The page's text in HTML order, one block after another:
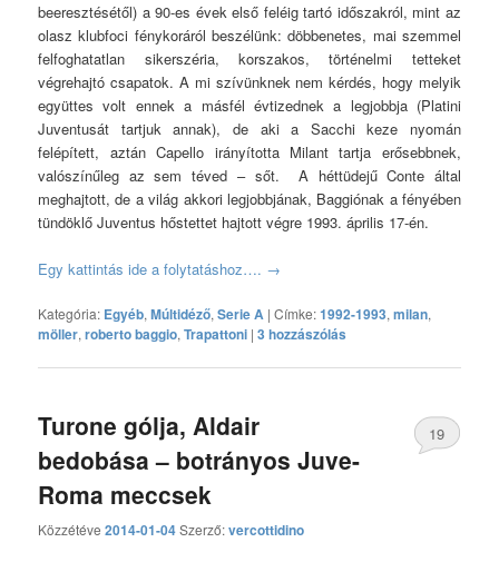
beeresztésétől) a 90-es évek első feléig tartó időszakról, mint az
olasz klubfoci fénykoráról beszélünk: döbbenetes, mai szemmel
felfoghatatlan sikerszéria, korszakos, történelmi tetteket
végrehajtó csapatok. A mi szívünknek nem kérdés, hogy melyik
együttes volt ennek a másfél évtizednek a legjobbja (Platini
Juventusát tartjuk annak), de aki a Sacchi keze nyomán
felépített, aztán Capello irányította Milant tartja erősebbnek,
valószínűleg az sem téved – sőt. A héttüdejű Conte által
meghajtott, de a világ akkori legjobbjának, Baggiónak a fényében
tündöklő Juventus hőstettet hajtott végre 1993. április 17-én.
Egy kattintás ide a folytatáshoz…. →
Kategória: Egyéb,Múltidéző,Serie A |Címke:1992-1993,milan,
möller,roberto baggio,Trapattoni |3 hozzászólás
Turone gólja, Aldair
bedobása – botrányos Juve-
Roma meccsek
Közzétéve2014-01-04Szerző:vercottidino
19